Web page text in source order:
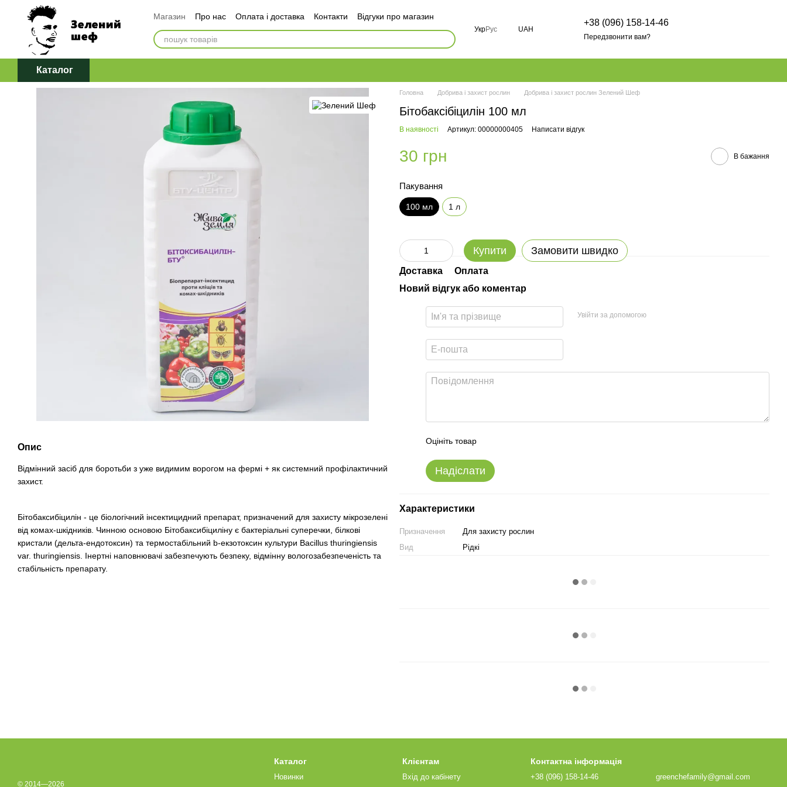
Перейти до основного контенту
Магазин Про нас Оплата і доставка Контакти
Відгуки про магазин
Обмін та повернення
Договір публічної оферти
Політика конфіденційності
УкрРус UAH
+38 (096) 158-14-46
Передзвонити вам?
Каталог
Опис
Відмінний засіб для боротьби з уже видимим ворогом на фермі + як системний профілактичний
захист.
Бітобаксибіцилін - це біологічний інсектицидний препарат, призначений для захисту мікрозелені
від комах-шкідників. Чинною основою Бітобаксибіциліну є бактеріальні суперечки, білкові
кристали (дельта-ендотоксин) та термостабільний b-екзотоксин культури Bacillus thuringiensis
var. thuringiensis. Інертні наповнювачі забезпечують безпеку, відмінну вологозабезпеченість та
стабільність препарату.
Головна Добрива і захист рослин Добрива і захист рослин Зелений Шеф
Бітобаксібіцилін 100 мл
В наявності Артикул: 00000000405 Написати відгук
30 грн В бажання
Пакування
100 мл 1 л
Купити Замовити швидко
Доставка
Оплата
Новий відгук або коментар
Увійти за допомогою
Оцініть товар
Надіслати
Характеристики
Призначення
Для захисту рослин
Вид
Рідкі
© 2014—2026
Каталог
Новинки
Клієнтам
Вхід до кабінету
Контактна інформація
+38 (096) 158-14-46 greenchefamily@gmail.com